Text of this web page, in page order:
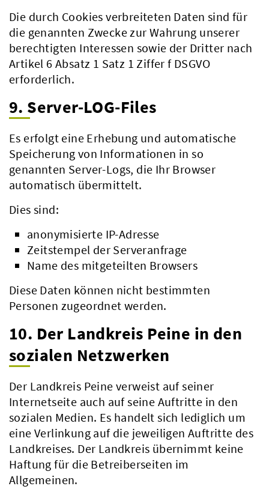
Die durch Cookies verbreiteten Daten sind für
die genannten Zwecke zur Wahrung unserer
berechtigten Interessen sowie der Dritter nach
Artikel 6 Absatz 1 Satz 1 Ziffer f DSGVO
erforderlich.
9. Server-LOG-Files
Es erfolgt eine Erhebung und automatische
Speicherung von Informationen in so
genannten Server-Logs, die Ihr Browser
automatisch übermittelt.
Dies sind:
anonymisierte IP-Adresse
Zeitstempel der Serveranfrage
Name des mitgeteilten Browsers
Diese Daten können nicht bestimmten
Personen zugeordnet werden.
10. Der Landkreis Peine in den
sozialen Netzwerken
Der Landkreis Peine verweist auf seiner
Internetseite auch auf seine Auftritte in den
sozialen Medien. Es handelt sich lediglich um
eine Verlinkung auf die jeweiligen Auftritte des
Landkreises. Der Landkreis übernimmt keine
Haftung für die Betreiberseiten im
Allgemeinen.